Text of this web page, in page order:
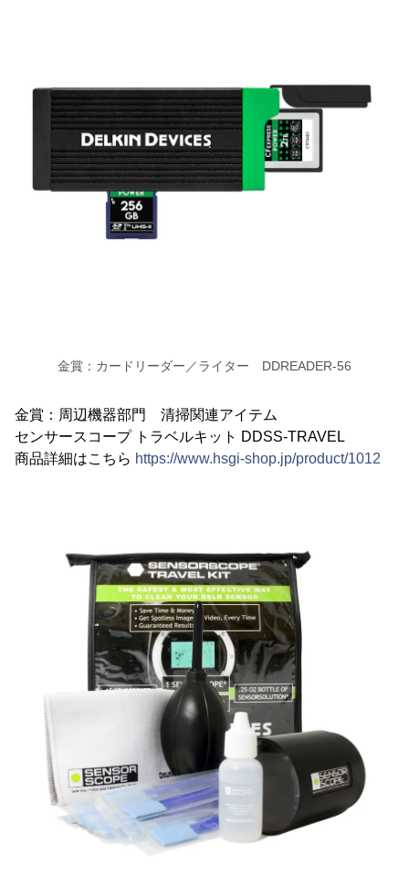
金賞：カードリーダー／ライター DDREADER-56
金賞：周辺機器部門 清掃関連アイテム
センサースコープ トラベルキット DDSS-TRAVEL
商品詳細はこちら https://www.hsgi-shop.jp/product/1012